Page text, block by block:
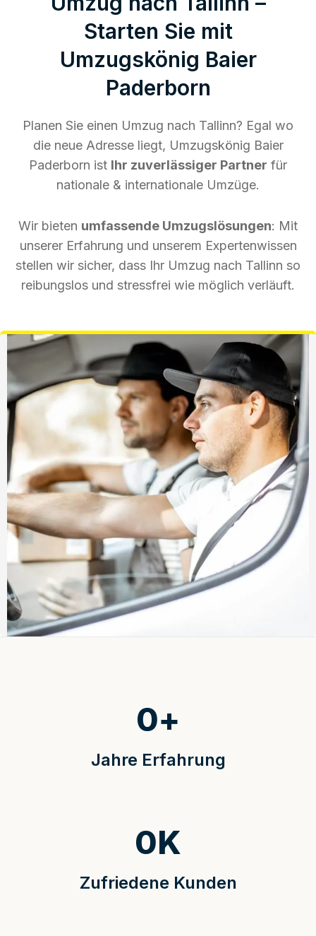
Starten Sie mit
Umzugskönig Baier
Paderborn
Planen Sie einen Umzug nach Tallinn? Egal wo
die neue Adresse liegt, Umzugskönig Baier
Paderborn ist Ihr zuverlässiger Partner für
nationale & internationale Umzüge.
Wir bieten umfassende Umzugslösungen: Mit
unserer Erfahrung und unserem Expertenwissen
stellen wir sicher, dass Ihr Umzug nach Tallinn so
reibungslos und stressfrei wie möglich verläuft.
Jahre Erfahrung
0+
Zufriedene Kunden
0K